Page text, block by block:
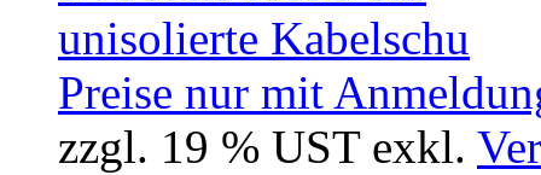
Preise nur mit
zzgl. 19 % UST exkl.